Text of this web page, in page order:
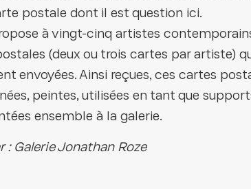
postale dont il est question ici.
à vingt-cinq artistes
(deux ou trois cartes par artiste)
envoyées. Ainsi reçues, ces cartes
peintes, utilisées en tant que
ensemble à la galerie.
: Galerie Jonathan Roze